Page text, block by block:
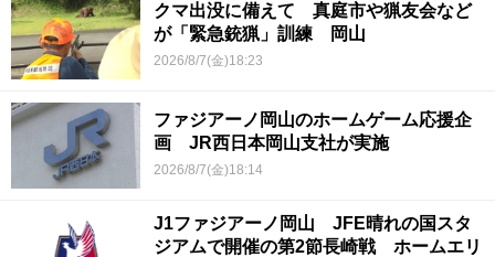
クマ出没に備えて 真庭市や猟友会など
が「緊急銃猟」訓練 岡山
2026/8/7(金)18:23
ファジアーノ岡山のホームゲーム応援企
画 JR西日本岡山支社が実施
2026/8/7(金)18:14
J1ファジアーノ岡山 JFE晴れの国スタ
ジアムで開催の第2節長崎戦 ホームエリ